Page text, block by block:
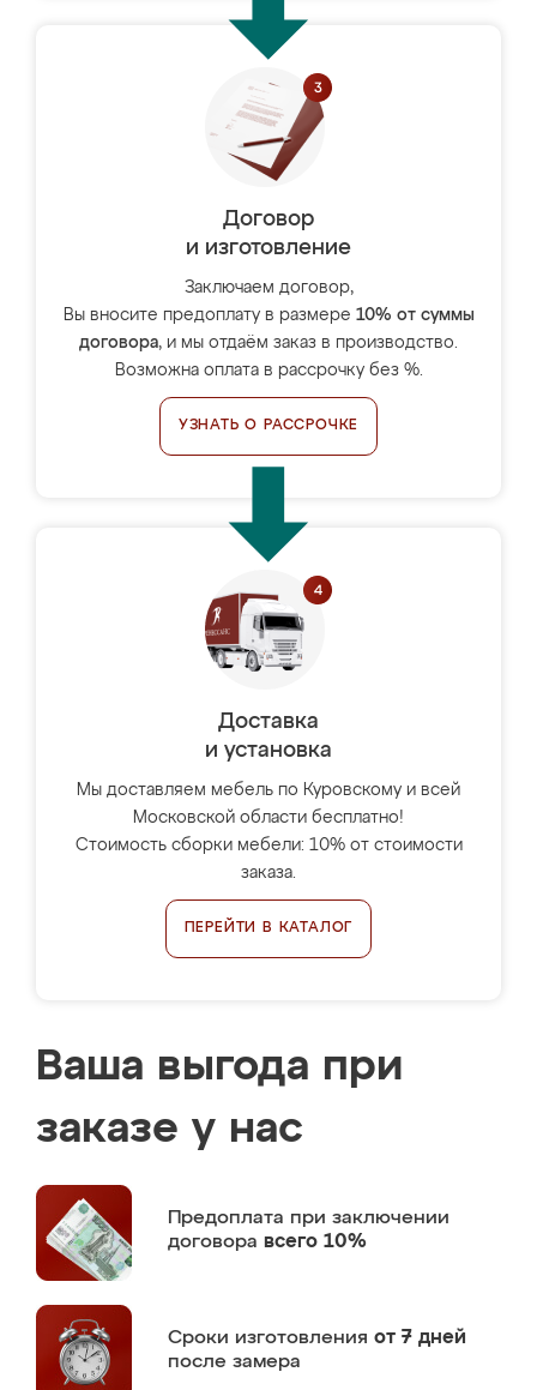
Договор
и изготовление
Заключаем договор,
Вы вносите предоплату в размере 10% от суммы
договора, и мы отдаём заказ в производство.
Возможна оплата в рассрочку без %.
УЗНАТЬ О РАССРОЧКЕ
Доставка
и установка
Мы доставляем мебель по Куровскому и всей
Московской области бесплатно!
Стоимость сборки мебели: 10% от стоимости
заказа.
ПЕРЕЙТИ В КАТАЛОГ
Ваша выгода при
заказе у нас
Предоплата при заключении
договора всего 10%
Сроки изготовления от 7 дней
после замера